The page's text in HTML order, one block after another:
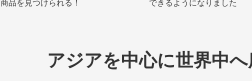
商品を見つけられる！
できるようになりました
アジアを中心に世界中